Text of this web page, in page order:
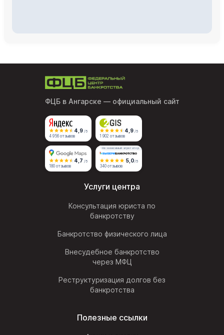
ФЦБ в Ангарске — официальный сайт
4,9 /5
4 956 отзывов
4,9 /5
1 902 отзывов
4,7 /5
180 отзывов
Независимый агрегатор
5,0/5
340 отзывов
Услуги центра
Консультация юриста по
банкротству
Банкротство физического лица
Внесудебное банкротство
через МФЦ
Реструктуризация долгов без
банкротства
Полезные ссылки